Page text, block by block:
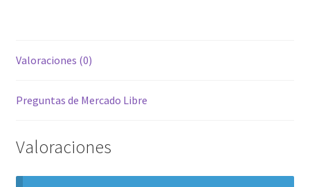
Valoraciones (0)
Preguntas de Mercado Libre
Valoraciones